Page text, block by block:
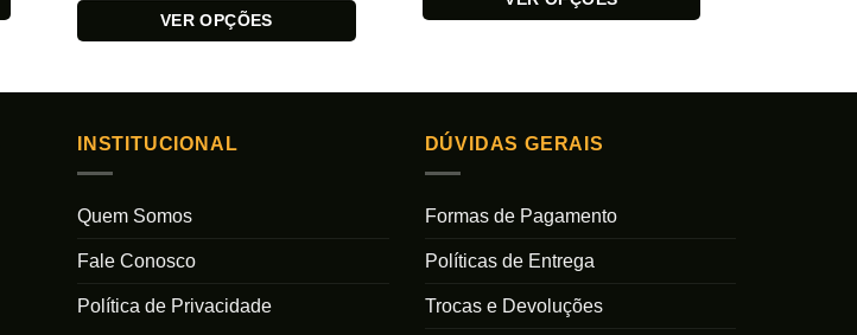
VER OPÇÕES
várias
opções
ser
escolhidas
variantes.
As
podem
ser
na
INSTITUCIONAL
Quem Somos
Fale Conosco
Política de Privacidade
DÚVIDAS GERAIS
Formas de Pagamento
Políticas de Entrega
Trocas e Devoluções